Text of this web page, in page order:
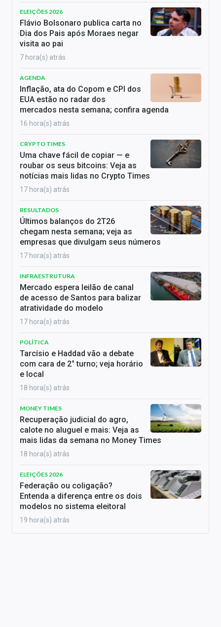
ELEIÇÕES 2026
Flávio Bolsonaro publica carta no
Dia dos Pais após Moraes negar
visita ao pai
7 hora(s) atrás
AGENDA
Inflação, ata do Copom e CPI dos
EUA estão no radar dos
mercados nesta semana; confira agenda
16 hora(s) atrás
CRYPTO TIMES
Uma chave fácil de copiar — e
roubar os seus bitcoins: Veja as
notícias mais lidas no Crypto Times
17 hora(s) atrás
RESULTADOS
Últimos balanços do 2T26
chegam nesta semana; veja as
empresas que divulgam seus números
17 hora(s) atrás
INFRAESTRUTURA
Mercado espera leilão de canal
de acesso de Santos para balizar
atratividade do modelo
17 hora(s) atrás
POLÍTICA
Tarcísio e Haddad vão a debate
com cara de 2° turno; veja horário
e local
18 hora(s) atrás
MONEY TIMES
Recuperação judicial do agro,
calote no aluguel e mais: Veja as
mais lidas da semana no Money Times
18 hora(s) atrás
ELEIÇÕES 2026
Federação ou coligação?
Entenda a diferença entre os dois
modelos no sistema eleitoral
19 hora(s) atrás